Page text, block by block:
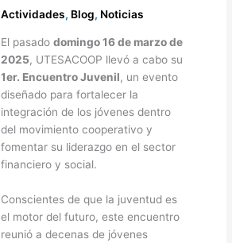
Actividades, Blog, Noticias
El pasadodomingo 16 de marzo de
2025, UTESACOOP llevó a cabo su
1er. Encuentro Juvenil, un evento
diseñado para fortalecer la
integración de los jóvenes dentro
del movimiento cooperativo y
fomentar su liderazgo en el sector
financiero y social.
Conscientes de que la juventud es
el motor del futuro, este encuentro
reunió a decenas de jóvenes